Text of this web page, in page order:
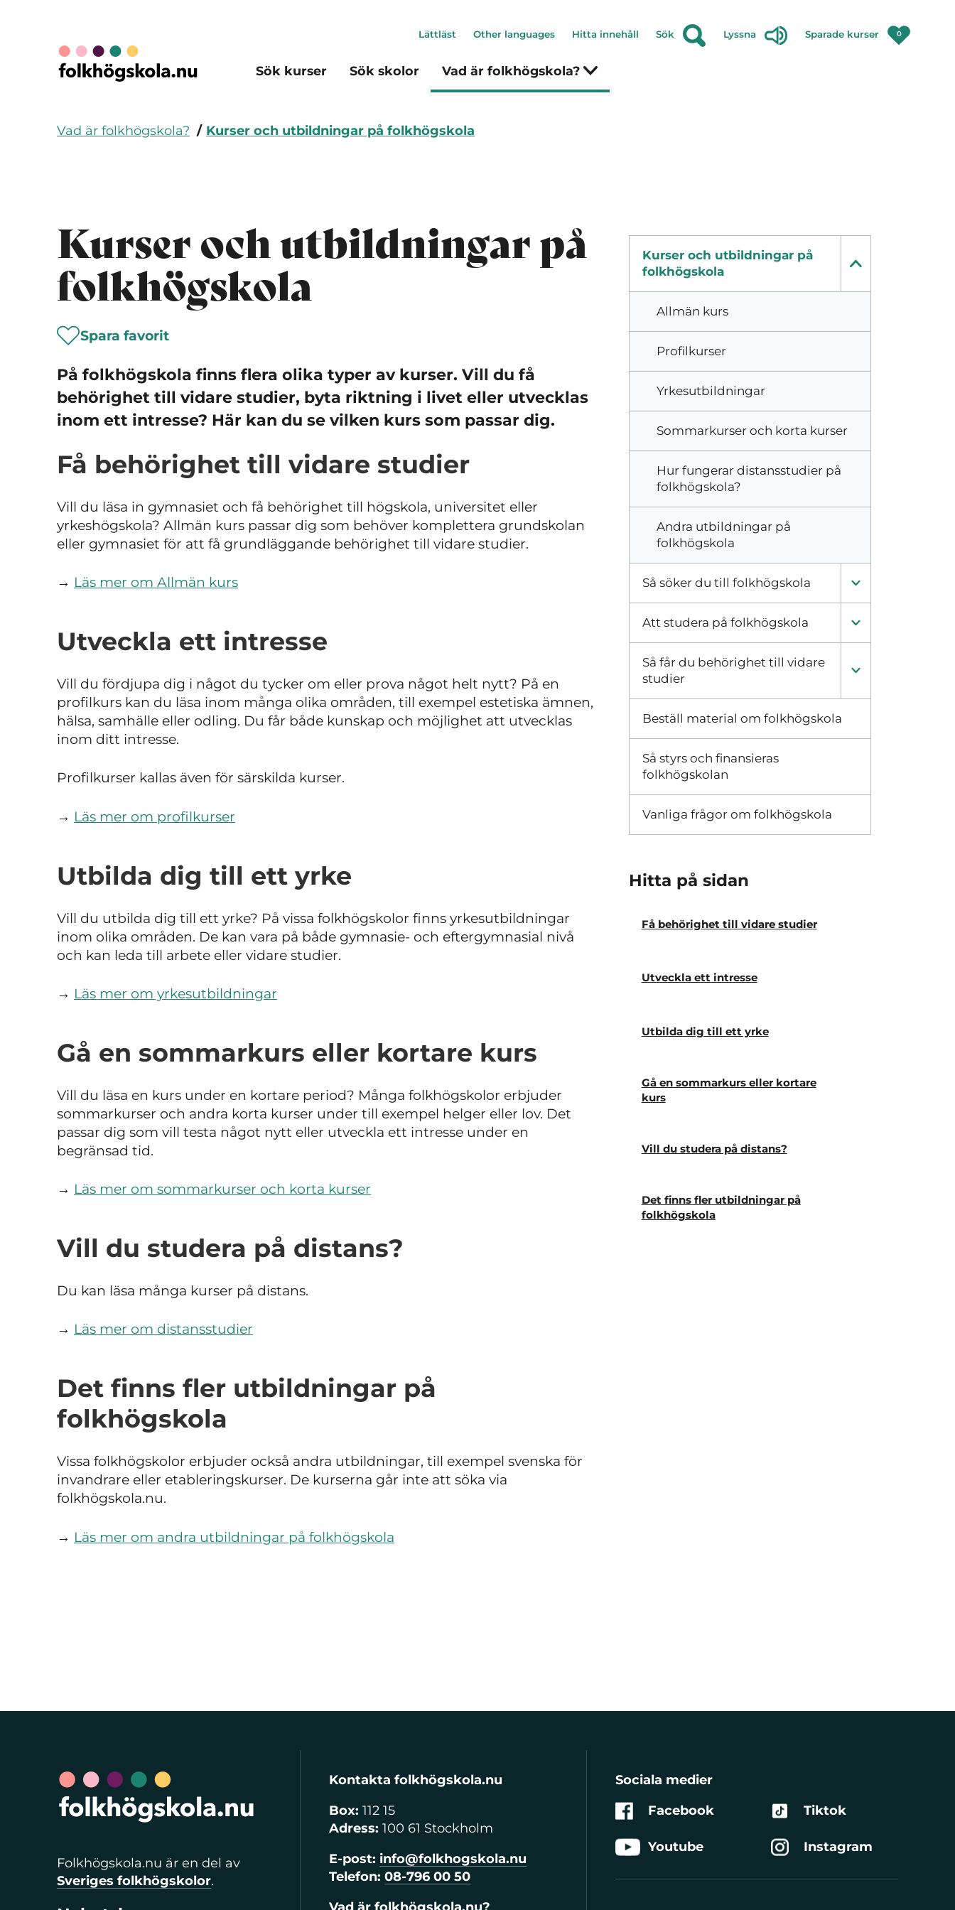
Sök kurser Sök skolor Vad är folkhögskola?
Lättläst Other languages Hitta innehåll Sök Lyssna Sparade kurser 0
Vad är folkhögskola? Kurser och utbildningar på folkhögskola
Kurser och utbildningar på
folkhögskola
Spara favorit
På folkhögskola finns flera olika typer av kurser. Vill du få
behörighet till vidare studier, byta riktning i livet eller utvecklas
inom ett intresse? Här kan du se vilken kurs som passar dig.
Få behörighet till vidare studier
Vill du läsa in gymnasiet och få behörighet till högskola, universitet eller
yrkeshögskola? Allmän kurs passar dig som behöver komplettera grundskolan
eller gymnasiet för att få grundläggande behörighet till vidare studier.
→ Läs mer om Allmän kurs
Utveckla ett intresse
Vill du fördjupa dig i något du tycker om eller prova något helt nytt? På en
profilkurs kan du läsa inom många olika områden, till exempel estetiska ämnen,
hälsa, samhälle eller odling. Du får både kunskap och möjlighet att utvecklas
inom ditt intresse.
Profilkurser kallas även för särskilda kurser.
→ Läs mer om profilkurser
Utbilda dig till ett yrke
Vill du utbilda dig till ett yrke? På vissa folkhögskolor finns yrkesutbildningar
inom olika områden. De kan vara på både gymnasie- och eftergymnasial nivå
och kan leda till arbete eller vidare studier.
→ Läs mer om yrkesutbildningar
Gå en sommarkurs eller kortare kurs
Vill du läsa en kurs under en kortare period? Många folkhögskolor erbjuder
sommarkurser och andra korta kurser under till exempel helger eller lov. Det
passar dig som vill testa något nytt eller utveckla ett intresse under en
begränsad tid.
→ Läs mer om sommarkurser och korta kurser
Vill du studera på distans?
Du kan läsa många kurser på distans.
→ Läs mer om distansstudier
Det finns fler utbildningar på
folkhögskola
Vissa folkhögskolor erbjuder också andra utbildningar, till exempel svenska för
invandrare eller etableringskurser. De kurserna går inte att söka via
folkhögskola.nu.
→ Läs mer om andra utbildningar på folkhögskola
Kurser och utbildningar på
folkhögskola
Allmän kurs
Profilkurser
Yrkesutbildningar
Sommarkurser och korta kurser
Hur fungerar distansstudier på
folkhögskola?
Andra utbildningar på
folkhögskola
Så söker du till folkhögskola
Att studera på folkhögskola
Så får du behörighet till vidare
studier
Beställ material om folkhögskola
Så styrs och finansieras
folkhögskolan
Vanliga frågor om folkhögskola
Hitta på sidan
Få behörighet till vidare studier
Utveckla ett intresse
Utbilda dig till ett yrke
Gå en sommarkurs eller kortare
kurs
Vill du studera på distans?
Det finns fler utbildningar på
folkhögskola
Folkhögskola.nu är en del av
Sveriges folkhögskolor.
Kontakta folkhögskola.nu
Box:112 15
Adress: 100 61 Stockholm
E-post: info@folkhogskola.nu
Telefon: 08-796 00 50
Sociala medier
Facebook
Youtube
Tiktok
Instagram